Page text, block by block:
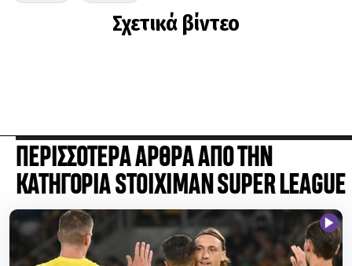
Σχετικά βίντεο
ΚΑΤΗΓΟΡΙΑ STOIXIMAN SUPER LEAGUE